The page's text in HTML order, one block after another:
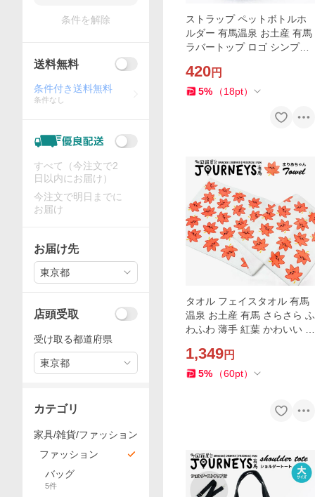
ストラップ ペットボトルホ
ルダー 有馬温泉 お土産 有馬
ラバートップ ロゴ シンプル
420円
5% （18pt）
タオル フェイスタオル 有馬
温泉 お土産 有馬 さらさら ふ
わふわ 薄手 紅葉 かわいい キ
気
1,349円
5% （60pt）
条件を解除
送料無料
条件付き送料無料
条件なし
すべて（今注文で2
日以内にお届け）
今注文で明日までに
お届け
お届け先
東京都
店頭受取
受け取る都道府県
東京都
カテゴリ
家具/雑貨/ファッション
ファッション
バッグ
5件